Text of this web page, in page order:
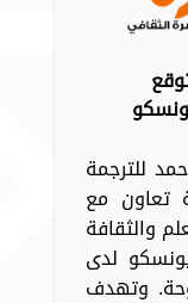
للترجمة
تعاون مع
والثقافة
لدى
وتهدف